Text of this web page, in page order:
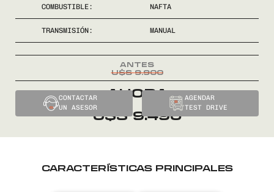
08002525
COMBUSTIBLE: NAFTA
TRANSMISIÓN: MANUAL
U$S9.900
El
precio
original
U$S9.490El
precio
CONTACTAR
UN ASESOR
AGENDAR
TEST DRIVE
CARACTERÍSTICAS PRINCIPALES